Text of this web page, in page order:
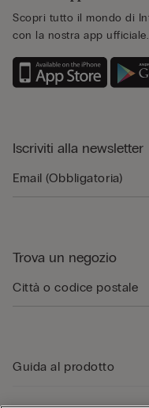
Scopri tutto il mondo di
con la nostra app ufficiale.
Iscriviti alla newsletter
Trova un negozio
Guida al prodotto